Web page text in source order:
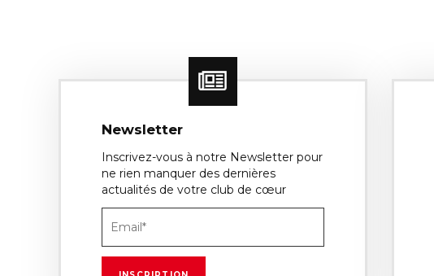
Newsletter
Inscrivez-vous à notre Newsletter pour
ne rien manquer des dernières
actualités de votre club de cœur